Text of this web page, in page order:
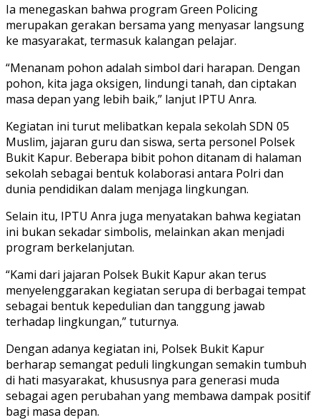
Ia menegaskan bahwa program Green Policing
merupakan gerakan bersama yang menyasar langsung
ke masyarakat, termasuk kalangan pelajar.
“Menanam pohon adalah simbol dari harapan. Dengan
pohon, kita jaga oksigen, lindungi tanah, dan ciptakan
masa depan yang lebih baik,” lanjut IPTU Anra.
Kegiatan ini turut melibatkan kepala sekolah SDN 05
Muslim, jajaran guru dan siswa, serta personel Polsek
Bukit Kapur. Beberapa bibit pohon ditanam di halaman
sekolah sebagai bentuk kolaborasi antara Polri dan
dunia pendidikan dalam menjaga lingkungan.
Selain itu, IPTU Anra juga menyatakan bahwa kegiatan
ini bukan sekadar simbolis, melainkan akan menjadi
program berkelanjutan.
“Kami dari jajaran Polsek Bukit Kapur akan terus
menyelenggarakan kegiatan serupa di berbagai tempat
sebagai bentuk kepedulian dan tanggung jawab
terhadap lingkungan,” tuturnya.
Dengan adanya kegiatan ini, Polsek Bukit Kapur
berharap semangat peduli lingkungan semakin tumbuh
di hati masyarakat, khususnya para generasi muda
sebagai agen perubahan yang membawa dampak positif
bagi masa depan.